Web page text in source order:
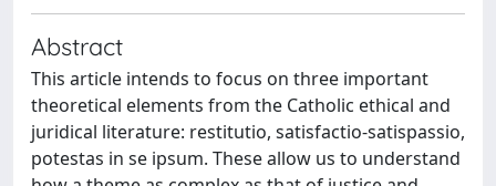
Abstract
This article intends to focus on three important
theoretical elements from the Catholic ethical and
juridical literature: restitutio, satisfactio-satispassio,
potestas in se ipsum. These allow us to understand